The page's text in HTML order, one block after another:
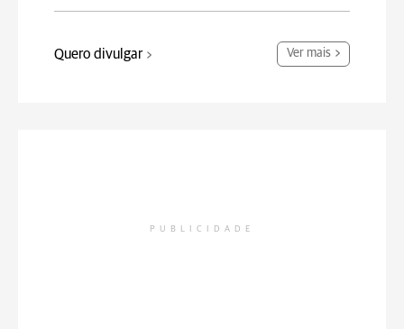
Quero divulgar Ver mais
PUBLICIDADE